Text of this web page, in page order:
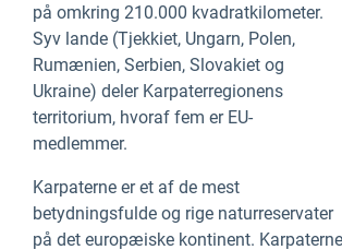
på omkring 210.000 kvadratkilometer.
Syv lande (Tjekkiet, Ungarn, Polen,
Rumænien, Serbien, Slovakiet og
Ukraine) deler Karpaterregionens
territorium, hvoraf fem er EU-
medlemmer.
Karpaterne er et af de mest
betydningsfulde og rige naturreservater
på det europæiske kontinent. Karpaterne